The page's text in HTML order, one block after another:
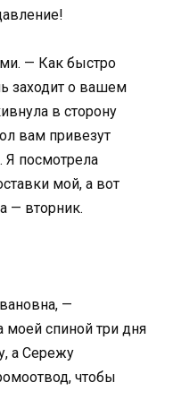
— Как быстро
заходит о вашем
в сторону
вам привезут
Я посмотрела
мой, а вот
— вторник.
—
моей спиной три дня
а Сережу
чтобы